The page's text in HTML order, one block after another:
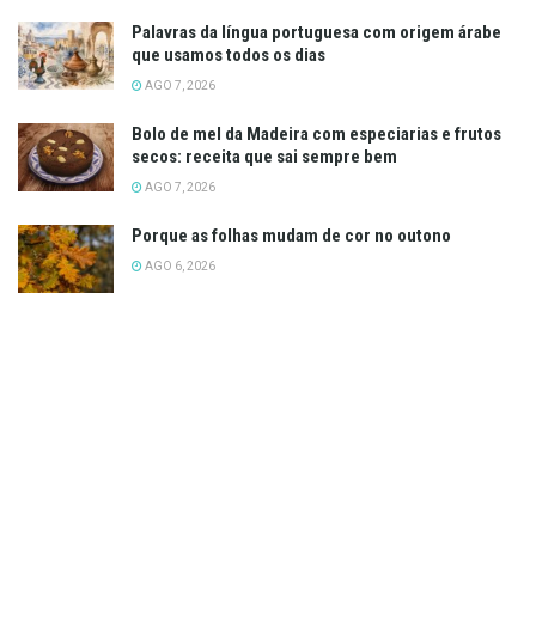
Palavras da língua portuguesa com origem árabe
que usamos todos os dias
AGO 7, 2026
Bolo de mel da Madeira com especiarias e frutos
secos: receita que sai sempre bem
AGO 7, 2026
Porque as folhas mudam de cor no outono
AGO 6, 2026